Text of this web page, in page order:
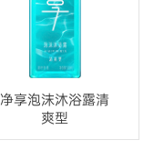
净享泡沫沐浴露清
爽型